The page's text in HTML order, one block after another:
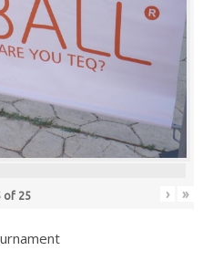
of 25 › »